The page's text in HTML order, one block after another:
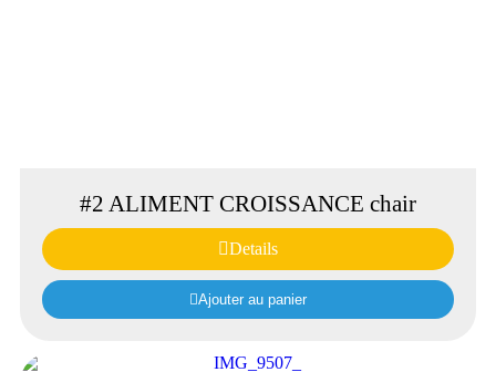
#2 ALIMENT CROISSANCE chair
Details
Ajouter au panier